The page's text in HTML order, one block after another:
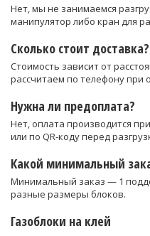
Нет, мы не занимаемся
манипулятор либо кран для
Сколько стоит доставка?
Стоимость зависит от
рассчитаем по телефону при
Нужна ли предоплата?
Нет, оплата производится
или по QR-коду перед
Какой минимальный
Минимальный заказ — 1
разные размеры блоков.
Газоблоки на клей